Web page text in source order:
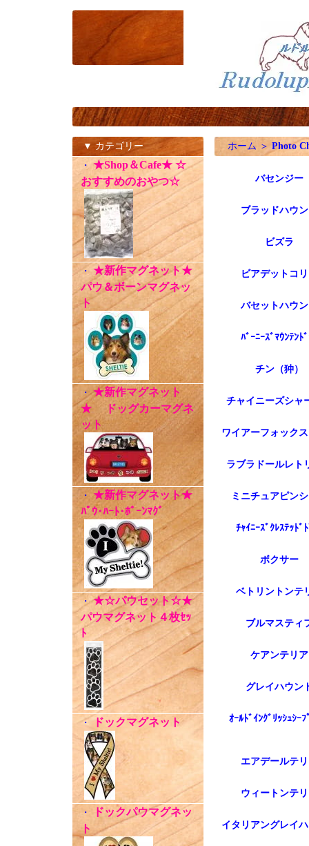
▼ カテゴリー
・ ★Shop＆Cafe★ ☆
おすすめのおやつ☆
・ ★新作マグネット★
パウ＆ボーンマグネッ
ト
・★新作マグネット
★ ドッグカーマグネ
ット
・ ★新作マグネット★
ﾊﾟｳ･ﾊｰﾄ･ﾎﾞｰﾝﾏｸﾞ
・★☆パウセット☆★
パウマグネット４枚ｾｯ
ﾄ
・ドックマグネット
・
ドックパウマグネッ
ト
ホーム ＞Photo
バセンジー
ブラッドハウ
ビズラ
ビアデットコ
バセットハウ
ﾊﾞｰﾆｰｽﾞﾏｳﾝﾃﾝﾄ
チン（狆）
チャイニーズシャ
ワイアーフォック
ラブラドールレト
ミニチュアピン
ﾁｬｲﾆｰｽﾞｸﾚｽﾃｯﾄﾞ
ボクサー
ベトリントンテ
ブルマスティ
ケアンテリア
グレイハウン
ｵｰﾙﾄﾞｲﾝｸﾞﾘｯｼｭｼｰﾌ
エアデールテ
ウィートンテ
イタリアングレイ